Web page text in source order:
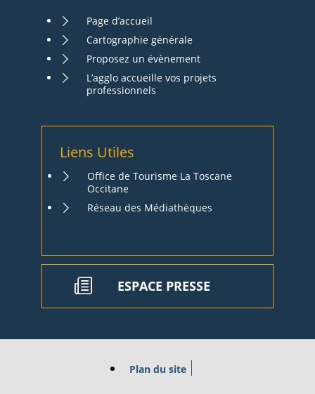
Page d’accueil
Cartographie générale
Proposez un évènement
L’agglo accueille vos projets
professionnels
Liens Utiles
Office de Tourisme La Toscane
Occitane
Réseau des Médiathèques
ESPACE PRESSE
Plan du site